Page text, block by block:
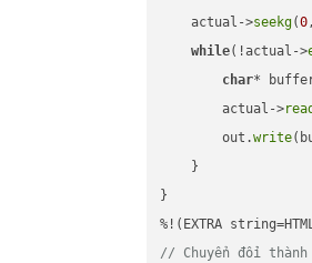
    actual->
seekg(0
while(!actual->
char*
        actual->
read
        out.
write
    }
}
// Chuyển đổi thành